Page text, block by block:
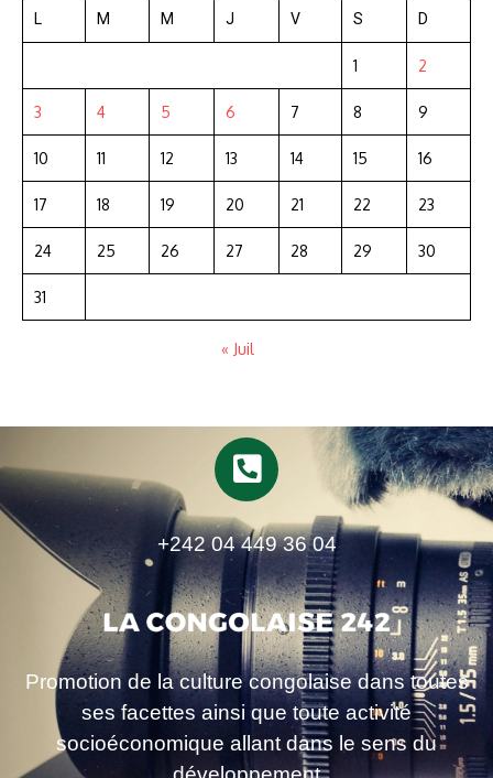
L M M J V S D
1 2
3 4 5 6 7 8 9
10 11 12 13 14 15 16
17 18 19 20 21 22 23
24 25 26 27 28 29 30
31
« Juil
+242 04 449 36 04
Promotion de la culture congolaise dans toutes
ses facettes ainsi que toute activité
socioéconomique allant dans le sens du